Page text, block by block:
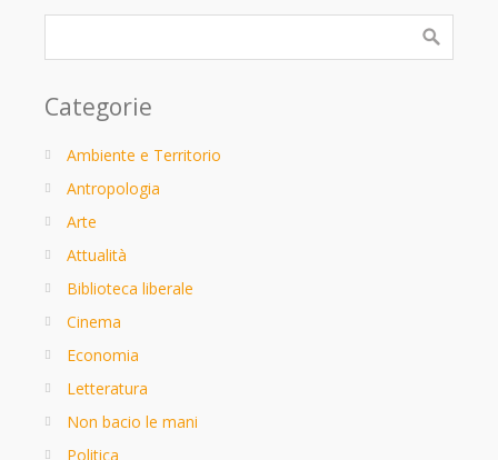
Categorie
Ambiente e Territorio
Antropologia
Arte
Attualità
Biblioteca liberale
Cinema
Economia
Letteratura
Non bacio le mani
Politica